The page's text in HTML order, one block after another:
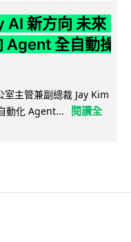
AI 新方向 未來
Agent 全自動操
主管兼副總裁 Jay Kim
動化 Agent...
閱讀全